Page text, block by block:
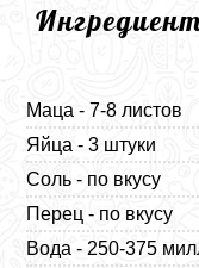
Маца - 7-8 листов
Яйца - 3 штуки
Соль - по вкусу
Перец - по вкусу
Вода - 250-375